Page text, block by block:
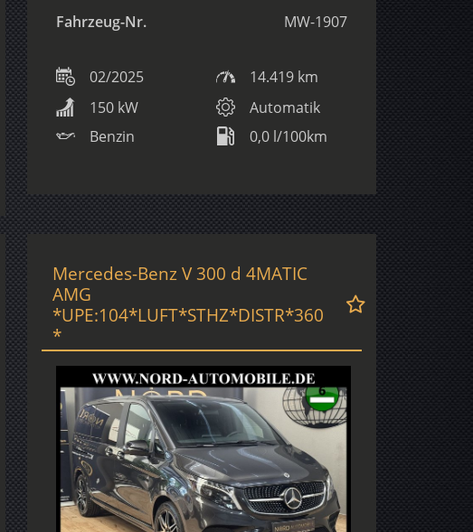
Fahrzeug-Nr. MW-1907
02/2025
14.419 km
150 kW
Automatik
Benzin
0,0 l/100km
Mercedes-Benz V 300 d 4MATIC
AMG
*UPE:104*LUFT*STHZ*DISTR*360
*